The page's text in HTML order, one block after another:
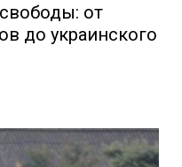
от
до украинского